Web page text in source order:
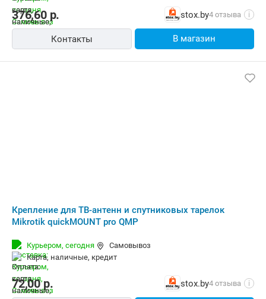
376,60р. stox.by4 отзыва i
Контакты В магазин
Крепление для ТВ-антенн и спутниковых тарелок
Mikrotik quickMOUNT pro QMP
Курьером, сегодня
Самовывоз
карта, наличные, кредит
72,00р. stox.by4 отзыва i